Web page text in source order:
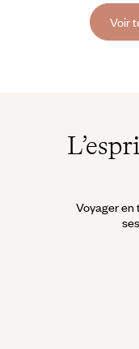
d’horizon des meilleurs
voyage au Maroc.
Voir
Voyager en